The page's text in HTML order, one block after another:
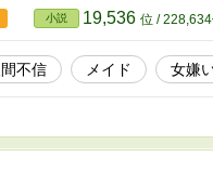
小説 19,536 位 /
間不信 メイド 女嫌